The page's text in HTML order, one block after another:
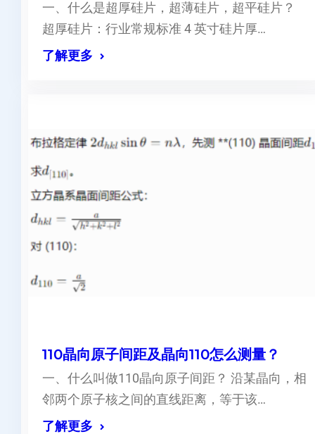
一、什么是超厚硅片，超薄硅片，超平硅片？
超厚硅片：行业常规标准 4 英寸硅片厚…
了解更多
110晶向原子间距及晶向110怎么测量？
一、什么叫做110晶向原子间距？ 沿某晶向，相
邻两个原子核之间的直线距离，等于该…
了解更多